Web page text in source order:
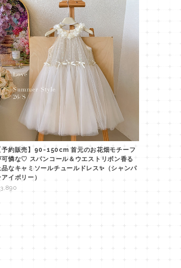
予約販売】90-150cm 首元のお花畑モチーフ
可憐な♡ スパンコール＆ウエストリボン香る
品なキャミソールチュールドレス✨（シャンパ
アイボリー）